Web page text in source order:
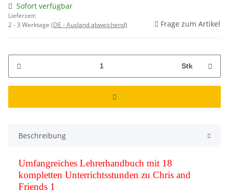
Sofort verfügbar
Lieferzeit:
2 - 3 Werktage (DE - Ausland abweichend) Frage zum Artikel
Stk
Beschreibung
Umfangreiches Lehrerhandbuch mit 18
kompletten Unterrichtsstunden zu Chris and
Friends 1